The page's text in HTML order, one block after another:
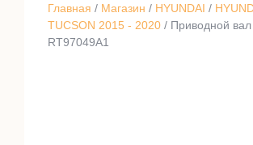
Главная / Магазин / HYUNDAI /
TUCSON 2015 - 2020 / Приводной вал
RT97049A1